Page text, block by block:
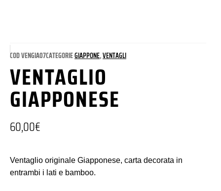
CODVENGIA07CATEGORIEGIAPPONE,VENTAGLI
VENTAGLIO
GIAPPONESE
60,00€
Ventaglio originale Giapponese, carta decorata in
entrambi i lati e bamboo.